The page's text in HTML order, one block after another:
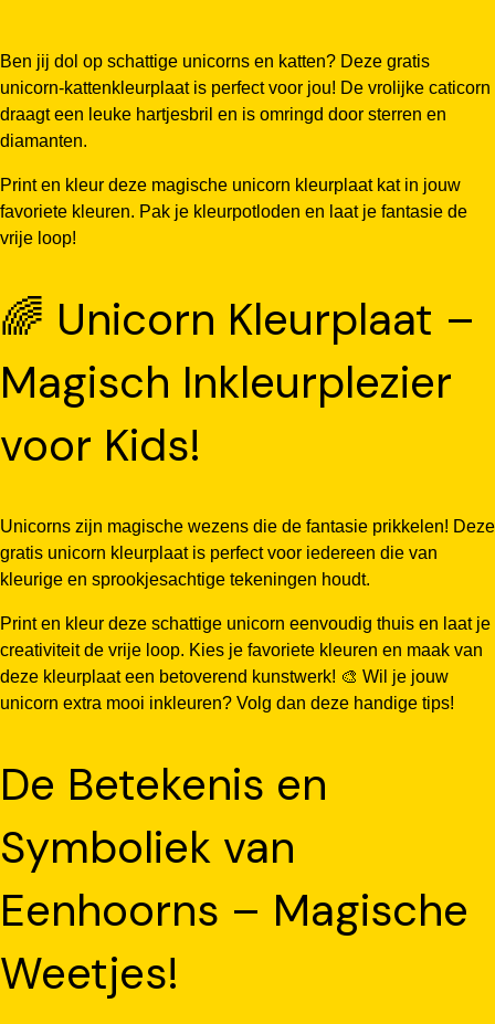
Ben jij dol op schattige unicorns en katten? Deze gratis
unicorn-kattenkleurplaat is perfect voor jou! De vrolijke caticorn
draagt een leuke hartjesbril en is omringd door sterren en
diamanten.
Print en kleur deze magische unicorn kleurplaat kat in jouw
favoriete kleuren. Pak je kleurpotloden en laat je fantasie de
vrije loop!
🌈 Unicorn Kleurplaat –
Magisch Inkleurplezier
voor Kids!
Unicorns zijn magische wezens die de fantasie prikkelen! Deze
gratis unicorn kleurplaat is perfect voor iedereen die van
kleurige en sprookjesachtige tekeningen houdt.
Print en kleur deze schattige unicorn eenvoudig thuis en laat je
creativiteit de vrije loop. Kies je favoriete kleuren en maak van
deze kleurplaat een betoverend kunstwerk! 🎨 Wil je jouw
unicorn extra mooi inkleuren? Volg dan deze handige tips!
De Betekenis en
Symboliek van
Eenhoorns – Magische
Weetjes!